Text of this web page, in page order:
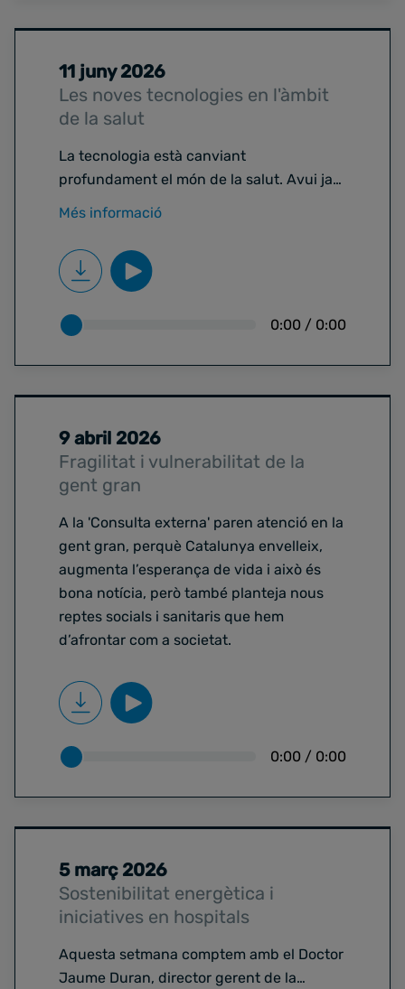
11 juny 2026
Les noves tecnologies en l'àmbit
de la salut
La tecnologia està canviant
profundament el món de la salut. Avui ja
tractaments personalitzats, monitoritzar
pacients a distància o detectar riscos
abans que apareguin els símptomes. Però
aquesta revolució també planteja
tornem a obrir l’espai “Consulta Externa”
emprenedor i un dels referents en salut
digital del nostre país.
Més informació
0:00 / 0:00
9 abril 2026
Fragilitat i vulnerabilitat de la
gent gran
A la 'Consulta externa' paren atenció en la
gent gran, perquè Catalunya envelleix,
augmenta l’esperança de vida i això és
bona notícia, però també planteja nous
reptes socials i sanitaris que hem
d’afrontar com a societat.
0:00 / 0:00
5 març 2026
Sostenibilitat energètica i
iniciatives en hospitals
Aquesta setmana comptem amb el Doctor
Jaume Duran, director gerent de la